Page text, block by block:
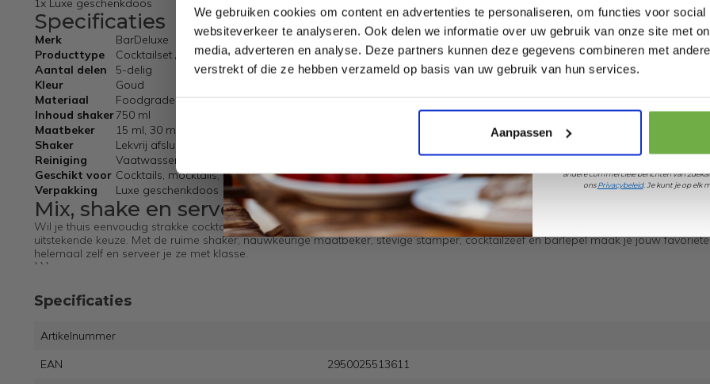
We gebruiken cookies om content en advertenties te personaliseren, om functies voor social
websiteverkeer te analyseren. Ook delen we informatie over uw gebruik van onze site met
media, adverteren en analyse. Deze partners kunnen deze gegevens combineren met
verstrekt of die ze hebben verzameld op basis van uw gebruik van hun services.
Aanpassen
1x Luxe geschenkdoos
Specificaties
Merk
BarDeluxe
Producttype
Cocktailset / bartenderset
Aantal delen
5-delig
Kleur
Goud
Materiaal
Foodgrade roestvrij staal
Inhoud shaker750 ml
Maatbeker
15 ml, 30 ml en 45 ml
Shaker
Lekvrij afsluitbaar
Reiniging
Vaatwasserbestendig
Geschikt voor Cocktails, mocktails, mixdranken, borrels, feestjes en thuisbar
Verpakking
Luxe geschenkdoos
Mix, shake en serveer met stijl
Wil je thuis eenvoudig strakke cocktails maken met professioneel ogende tools? Dan is deBarDeluxe 5-delige cocktailset in goud
uitstekende keuze. Met de ruime shaker, nauwkeurige maatbeker, stevige stamper, cocktailzeef en barlepel maak je jouw
helemaal zelf en serveer je ze met klasse.
```
Specificaties
Artikelnummer
EAN
2950025513611
Laat ons weten
Pak € 5,-
andere commerciële berichten van
onsPrivacybeleid. Je kunt je op elk